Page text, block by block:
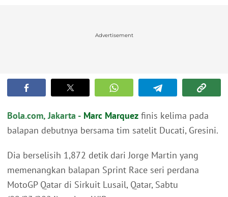
Advertisement
Bola.com, Jakarta - Marc Marquez finis kelima pada
balapan debutnya bersama tim satelit Ducati, Gresini.
Dia berselisih 1,872 detik dari Jorge Martin yang
memenangkan balapan Sprint Race seri perdana
MotoGP Qatar di Sirkuit Lusail, Qatar, Sabtu